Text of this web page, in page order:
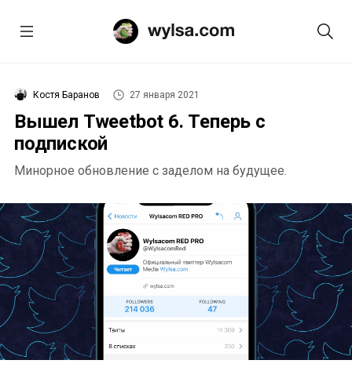
Костя Баранов 27 января 2021
Вышел Tweetbot 6. Теперь с
подпиской
Минорное обновление с заделом на будущее.